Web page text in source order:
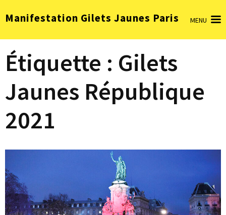
au
(Pressez
Entrée)
Manifestation Gilets Jaunes Paris MENU
Étiquette : Gilets
Jaunes République
2021